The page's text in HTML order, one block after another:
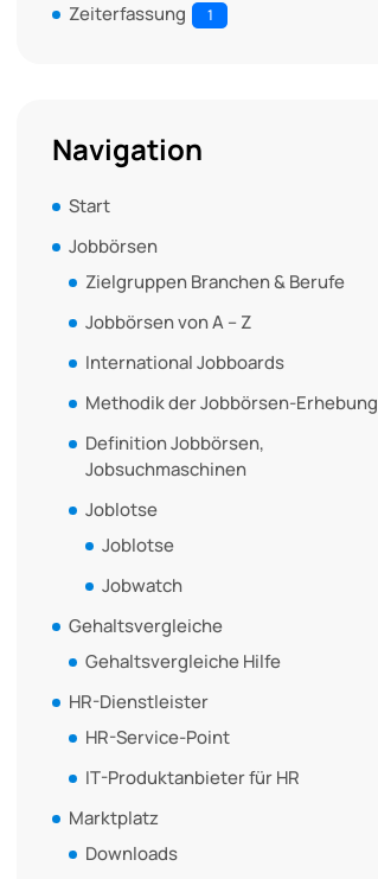
Zeiterfassung 1
Navigation
Start
Jobbörsen
Zielgruppen Branchen & Berufe
Jobbörsen von A – Z
International Jobboards
Methodik der Jobbörsen-Erhebung
Definition Jobbörsen,
Jobsuchmaschinen
Joblotse
Joblotse
Jobwatch
Gehaltsvergleiche
Gehaltsvergleiche Hilfe
HR-Dienstleister
HR-Service-Point
IT-Produktanbieter für HR
Marktplatz
Downloads